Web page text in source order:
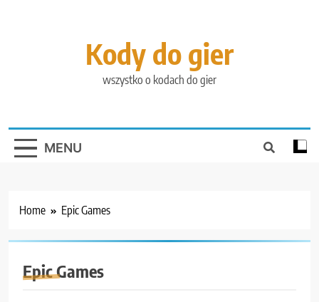
Kody do gier
wszystko o kodach do gier
MENU
Home Epic Games
Epic Games